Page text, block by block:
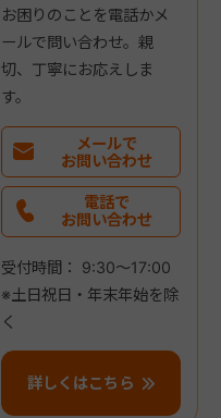
お困りのことを電話かメ
ールで問い合わせ。親
切、丁寧にお応えしま
す。
メールで
お問い合わせ
電話で
お問い合わせ
受付時間： 9:30～17:00
※土日祝日・年末年始を除
く
詳しくはこちら